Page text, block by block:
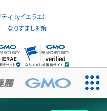
ィ byイエラエ）
なりすまし対策